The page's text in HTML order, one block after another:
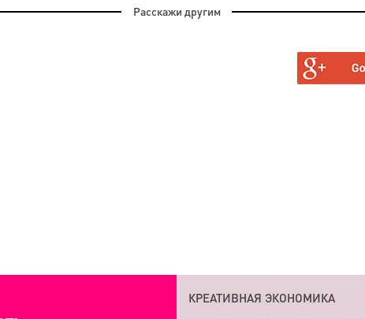
Расскажи другим
КРЕАТИВНАЯ ЭКОНОМИКА